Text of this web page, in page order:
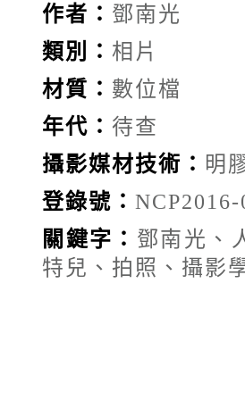
作者： 鄧南光
類別： 相片
材質： 數位檔
年代： 待查
攝影媒材技術： 明
登錄號：
關鍵字： 鄧南光、
特兒、拍照、攝影